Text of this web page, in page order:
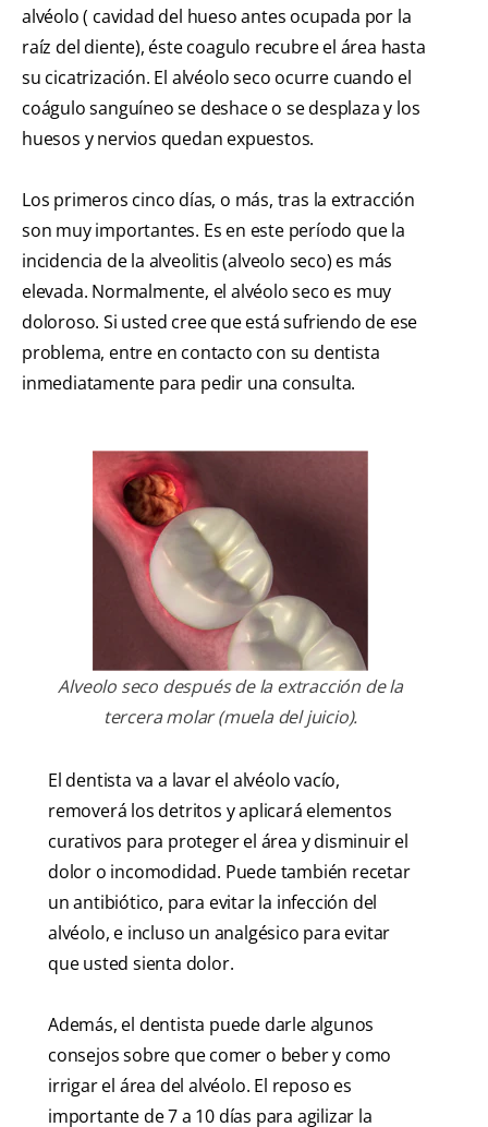
alvéolo ( cavidad del hueso antes ocupada por la
raíz del diente), éste coagulo recubre el área hasta
su cicatrización. El alvéolo seco ocurre cuando el
coágulo sanguíneo se deshace o se desplaza y los
huesos y nervios quedan expuestos.
Los primeros cinco días, o más, tras la extracción
son muy importantes. Es en este período que la
incidencia de la alveolitis (alveolo seco) es más
elevada. Normalmente, el alvéolo seco es muy
doloroso. Si usted cree que está sufriendo de ese
problema, entre en contacto con su dentista
inmediatamente para pedir una consulta.
Alveolo seco después de la extracción de la
tercera molar (muela del juicio).
El dentista va a lavar el alvéolo vacío,
removerá los detritos y aplicará elementos
curativos para proteger el área y disminuir el
dolor o incomodidad. Puede también recetar
un antibiótico, para evitar la infección del
alvéolo, e incluso un analgésico para evitar
que usted sienta dolor.
Además, el dentista puede darle algunos
consejos sobre que comer o beber y como
irrigar el área del alvéolo. El reposo es
importante de 7 a 10 días para agilizar la